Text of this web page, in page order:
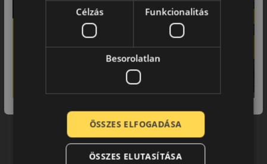
EPREL cimke adatok:
Használja a LENDÜLET
kuponkódot!
0%
100% online 7 perc
FIZETHETEK RÉSZLETEKBEN?
Célzás Funkcionalitás
Besorolatlan
ÖSSZES ELFOGADÁSA
ÖSSZES ELUTASÍTÁSA